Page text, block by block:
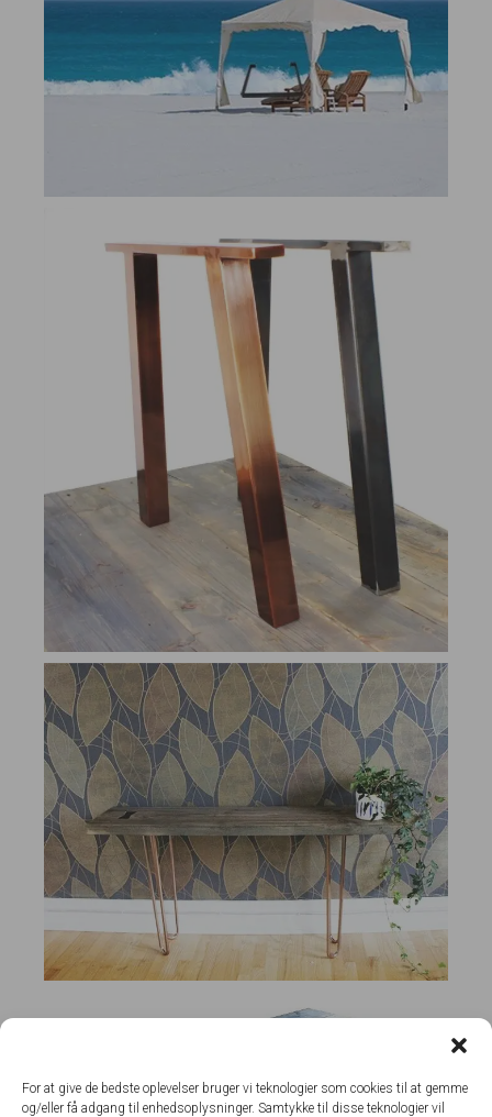
For at give de bedste oplevelser bruger vi teknologier som cookies til at gemme
og/eller få adgang til enhedsoplysninger. Samtykke til disse teknologier vil